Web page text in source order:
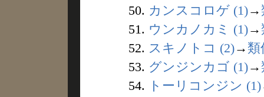
50. カンスコロゲ (1)→
51. ウンカノカミ (1)→
52. スキノトコ (2)→ 類
53. グンジンカゴ (1)→
54.
トーリコンジン (1)